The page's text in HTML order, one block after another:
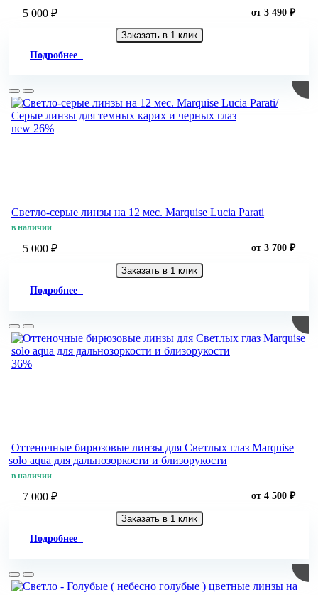
5 000 ₽ от 3 490 ₽
Заказать в 1 клик
Подробнее
new 26%
Светло-серые линзы на 12 мес. Marquise Lucia Parati
в наличии
5 000 ₽ от 3 700 ₽
Заказать в 1 клик
Подробнее
36%
Оттеночные бирюзовые линзы для Светлых глаз Marquise
solo aqua для дальнозоркости и близорукости
в наличии
7 000 ₽ от 4 500 ₽
Заказать в 1 клик
Подробнее